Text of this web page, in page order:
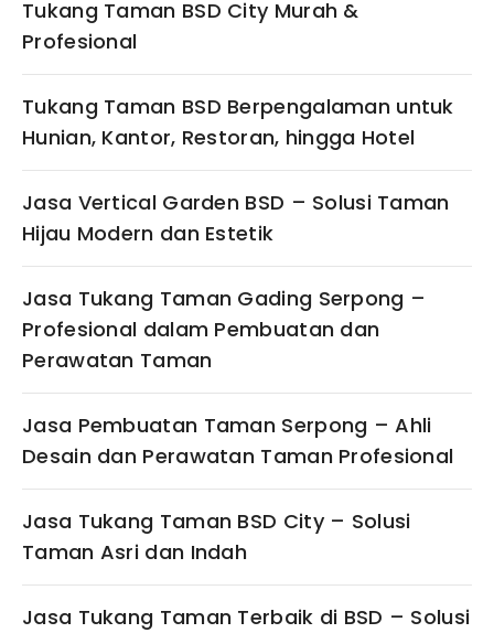
Tukang Taman BSD City Murah &
Profesional
Tukang Taman BSD Berpengalaman untuk
Hunian, Kantor, Restoran, hingga Hotel
Jasa Vertical Garden BSD – Solusi Taman
Hijau Modern dan Estetik
Jasa Tukang Taman Gading Serpong –
Profesional dalam Pembuatan dan
Perawatan Taman
Jasa Pembuatan Taman Serpong – Ahli
Desain dan Perawatan Taman Profesional
Jasa Tukang Taman BSD City – Solusi
Taman Asri dan Indah
Jasa Tukang Taman Terbaik di BSD – Solusi